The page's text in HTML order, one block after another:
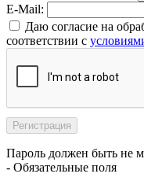
E-Mail:
Даю согласие на
соответствии с
Пароль должен быть не
- Обязательные поля